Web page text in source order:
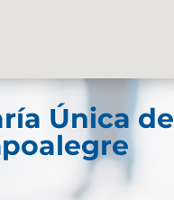
Única de